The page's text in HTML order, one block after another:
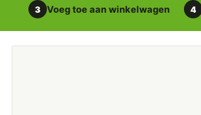
3 Voeg toe aan winkelwagen 4